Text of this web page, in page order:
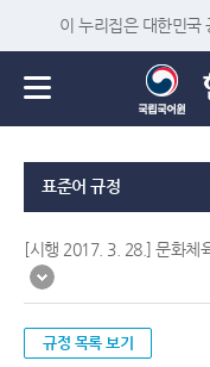
이 누리집은 대한민국
표준어 규정
[시행 2017. 3. 28.] 문화체
규정 목록 보기